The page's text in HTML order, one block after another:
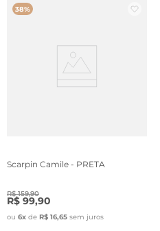
38%
Scarpin Camile - PRETA
R$ 159,90
R$ 99,90
ou 6x de R$ 16,65 sem juros